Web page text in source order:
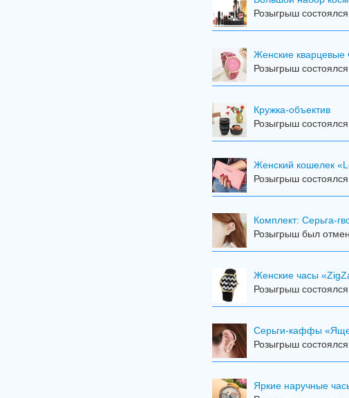
Розыгрыш
Женские кварцевые
Розыгрыш
Кружка-объектив
Розыгрыш
Женский кошелек
Розыгрыш
Комплект: Серьга-
Розыгрыш был
Женские часы
Розыгрыш
Серьги-каффы
Розыгрыш
Яркие наручные